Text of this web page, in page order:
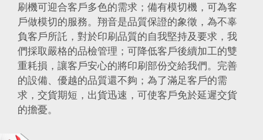
刷機可迎合客戶多色的需求；備有模切機，可為客
戶做模切的服務。翔音是品質保證的象徵，為不辜
負客戶所託，對於印刷品質的自我堅持及要求，我
們採取嚴格的品檢管理；可降低客戶後續加工的雙
重耗損，讓客戶安心的將印刷部份交給我們。完善
的設備、優越的品質還不夠；為了滿足客戶的需
求，交貨期短，出貨迅速，可使客戶免於延遲交貨
的擔憂。